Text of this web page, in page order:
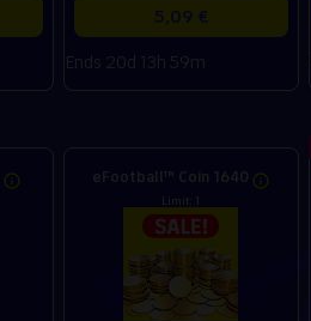
5,09 €
Ends 20d 13h 59m
eFootball™ Coin 1640
Limit: 1